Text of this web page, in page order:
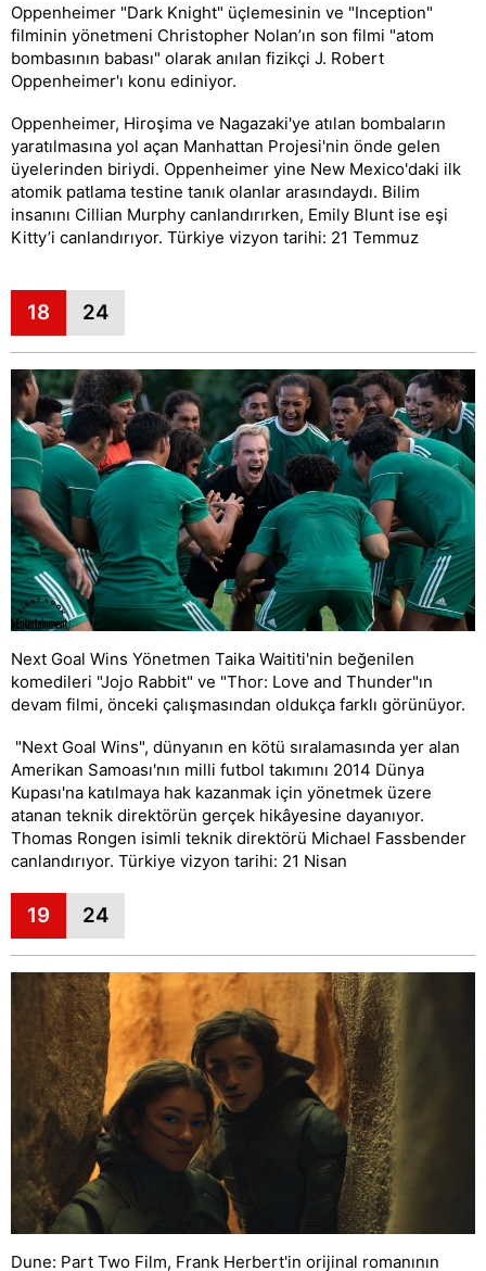
Oppenheimer "Dark Knight" üçlemesinin ve "Inception"
filminin yönetmeni Christopher Nolan’ın son filmi "atom
bombasının babası" olarak anılan fizikçi J. Robert
Oppenheimer'ı konu ediniyor.
Oppenheimer, Hiroşima ve Nagazaki'ye atılan bombaların
yaratılmasına yol açan Manhattan Projesi'nin önde gelen
üyelerinden biriydi. Oppenheimer yine New Mexico'daki ilk
atomik patlama testine tanık olanlar arasındaydı. Bilim
insanını Cillian Murphy canlandırırken, Emily Blunt ise eşi
Kitty’i canlandırıyor. Türkiye vizyon tarihi: 21 Temmuz
18 24
Next Goal Wins Yönetmen Taika Waititi'nin beğenilen
komedileri "Jojo Rabbit" ve "Thor: Love and Thunder"ın
devam filmi, önceki çalışmasından oldukça farklı görünüyor.
"Next Goal Wins", dünyanın en kötü sıralamasında yer alan
Amerikan Samoası'nın milli futbol takımını 2014 Dünya
Kupası'na katılmaya hak kazanmak için yönetmek üzere
atanan teknik direktörün gerçek hikâyesine dayanıyor.
Thomas Rongen isimli teknik direktörü Michael Fassbender
canlandırıyor. Türkiye vizyon tarihi: 21 Nisan
19 24
Dune: Part Two Film, Frank Herbert'in orijinal romanının